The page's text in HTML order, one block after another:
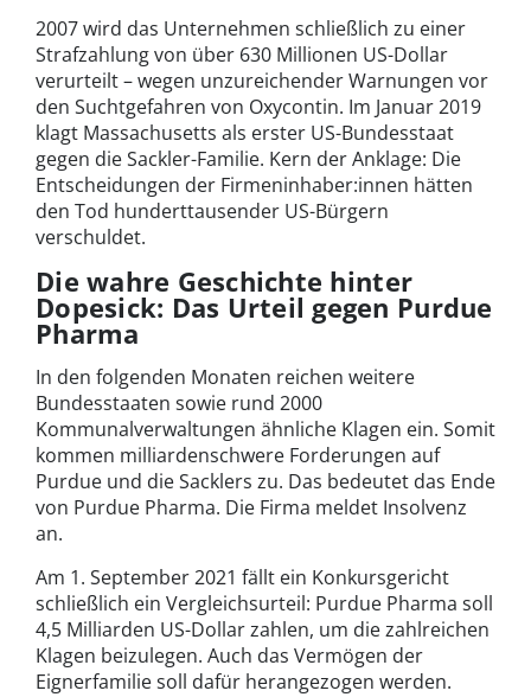
2007 wird das Unternehmen schließlich zu einer
Strafzahlung von über 630 Millionen US-Dollar
verurteilt – wegen unzureichender Warnungen vor
den Suchtgefahren von Oxycontin. Im Januar 2019
klagt Massachusetts als erster US-Bundesstaat
gegen die Sackler-Familie. Kern der Anklage: Die
Entscheidungen der Firmeninhaber:innen hätten
den Tod hunderttausender US-Bürgern
verschuldet.
Die wahre Geschichte hinter
Dopesick: Das Urteil gegen Purdue
Pharma
In den folgenden Monaten reichen weitere
Bundesstaaten sowie rund 2000
Kommunalverwaltungen ähnliche Klagen ein. Somit
kommen milliardenschwere Forderungen auf
Purdue und die Sacklers zu. Das bedeutet das Ende
von Purdue Pharma. Die Firma meldet Insolvenz
an.
Am 1. September 2021 fällt ein Konkursgericht
schließlich ein Vergleichsurteil: Purdue Pharma soll
4,5 Milliarden US-Dollar zahlen, um die zahlreichen
Klagen beizulegen. Auch das Vermögen der
Eignerfamilie soll dafür herangezogen werden.